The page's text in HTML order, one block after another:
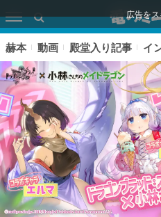
広告を
赫本 動画 殿堂入り記事 イ